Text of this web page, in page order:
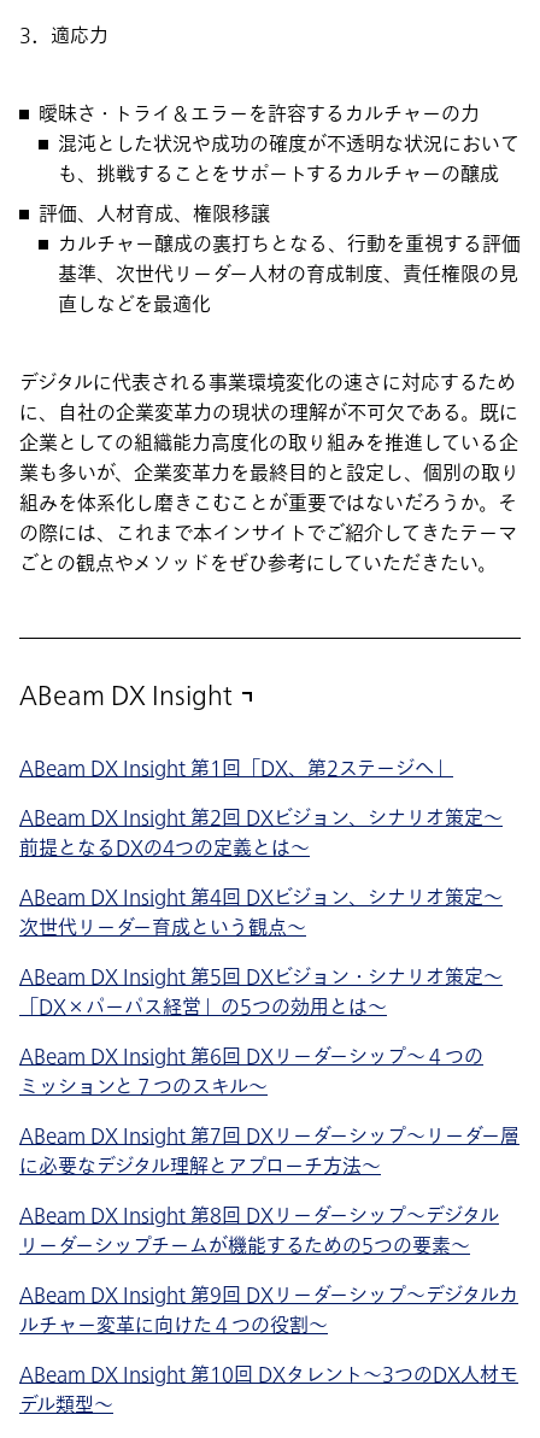
3．適応力
曖昧さ・トライ＆エラーを許容するカルチャーの力
混沌とした状況や成功の確度が不透明な状況において
も、挑戦することをサポートするカルチャーの醸成
評価、人材育成、権限移譲
カルチャー醸成の裏打ちとなる、行動を重視する評価
基準、次世代リーダー人材の育成制度、責任権限の見
直しなどを最適化
デジタルに代表される事業環境変化の速さに対応するため
に、自社の企業変革力の現状の理解が不可欠である。既に
企業としての組織能力高度化の取り組みを推進している企
業も多いが、企業変革力を最終目的と設定し、個別の取り
組みを体系化し磨きこむことが重要ではないだろうか。そ
の際には、これまで本インサイトでご紹介してきたテーマ
ごとの観点やメソッドをぜひ参考にしていただきたい。
ABeam DX Insight
ABeam DX Insight 第1回「DX、第2ステージへ」
ABeam DX Insight 第2回 DXビジョン、シナリオ策定～
前提となるDXの4つの定義とは～
ABeam DX Insight 第4回 DXビジョン、シナリオ策定～
次世代リーダー育成という観点～
ABeam DX Insight 第5回 DXビジョン・シナリオ策定〜
「DX×パーパス経営」の5つの効用とは～
ABeam DX Insight 第6回 DXリーダーシップ〜４つの
ミッションと７つのスキル～
ABeam DX Insight 第7回 DXリーダーシップ〜リーダー層
に必要なデジタル理解とアプローチ方法～
ABeam DX Insight 第8回 DXリーダーシップ〜デジタル
リーダーシップチームが機能するための5つの要素～
ABeam DX Insight 第9回 DXリーダーシップ〜デジタルカ
ルチャー変革に向けた４つの役割～
ABeam DX Insight 第10回 DXタレント〜3つのDX人材モ
デル類型～